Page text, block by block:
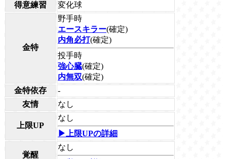
得意練習
変化球
金特
野手時
エースキラー(確定)
内角必打(確定)
投手時
強心臓(確定)
内無双(確定)
金特依存
-
友情
なし
上限UP
なし
▶上限UPの詳細
覚醒
なし